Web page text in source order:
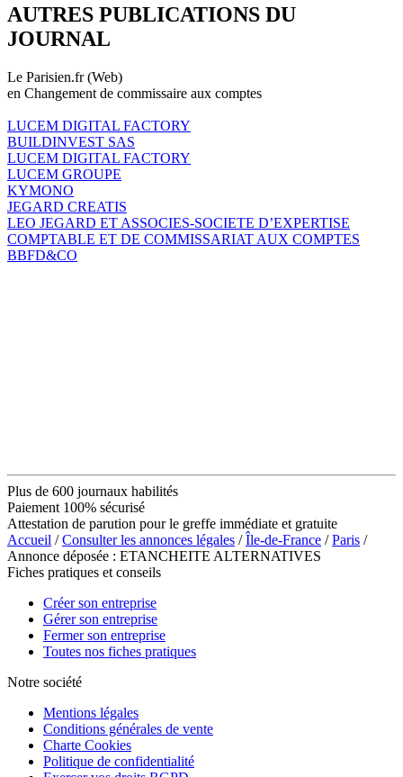
AUTRES PUBLICATIONS DU
JOURNAL
Le Parisien.fr (Web)
en Changement de commissaire aux comptes
LUCEM DIGITAL FACTORY
BUILDINVEST SAS
LUCEM DIGITAL FACTORY
LUCEM GROUPE
KYMONO
JEGARD CREATIS
LEO JEGARD ET ASSOCIES-SOCIETE D’EXPERTISE
COMPTABLE ET DE COMMISSARIAT AUX COMPTES
BBFD&CO
Plus de 600 journaux habilités
Paiement 100% sécurisé
Attestation de parution pour le greffe immédiate et gratuite
Accueil /Consulter les annonces légales /Île-de-France /Paris /
Annonce déposée : ETANCHEITE ALTERNATIVES
Fiches pratiques et conseils
Créer son entreprise
Gérer son entreprise
Fermer son entreprise
Toutes nos fiches pratiques
Notre société
Mentions légales
Conditions générales de vente
Charte Cookies
Politique de confidentialité